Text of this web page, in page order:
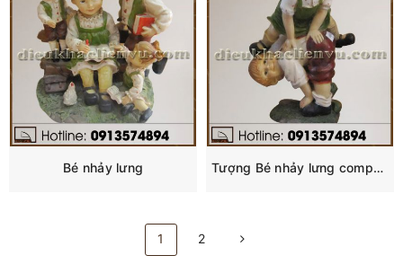
Bé nhảy lưng Tượng Bé nhảy lưng composite
1 2